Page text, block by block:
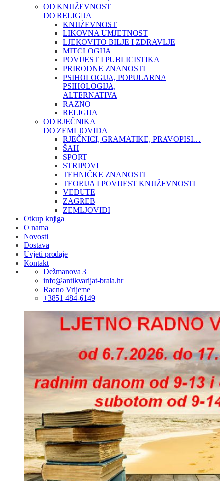
OD KNJIŽEVNOST
DO RELIGIJA
KNJIŽEVNOST
LIKOVNA UMJETNOST
LJEKOVITO BILJE I ZDRAVLJE
MITOLOGIJA
POVIJEST I PUBLICISTIKA
PRIRODNE ZNANOSTI
PSIHOLOGIJA, POPULARNA
PSIHOLOGIJA,
ALTERNATIVA
RAZNO
RELIGIJA
OD RJEČNIKA
DO ZEMLJOVIDA
RJEČNICI, GRAMATIKE, PRAVOPISI…
ŠAH
SPORT
STRIPOVI
TEHNIČKE ZNANOSTI
TEORIJA I POVIJEST KNJIŽEVNOSTI
VEDUTE
ZAGREB
ZEMLJOVIDI
Otkup knjiga
O nama
Novosti
Dostava
Uvjeti prodaje
Kontakt
Dežmanova 3
info@antikvarijat-brala.hr
Radno Vrijeme
+3851 484-6149